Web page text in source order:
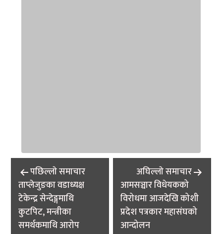
Post
navigation
पछिल्लाे समाचार
ताप्लेजुङका वडाध्यक्ष
टेकेन्द्र सेन्देङ्गमाथि
कुटपिट, मन्त्रीका
समर्थकमाथि आरोप
अघिल्लाे समाचार
आमसञ्चार विधेयकको
विरोधमा आजदेखि कोशी
प्रदेश पत्रकार महासंघको
आन्दोलन